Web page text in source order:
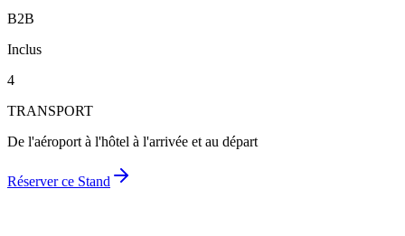
B2B
Inclus
4
TRANSPORT
De l'aéroport à l'hôtel à l'arrivée et au départ
Réserver ce Stand